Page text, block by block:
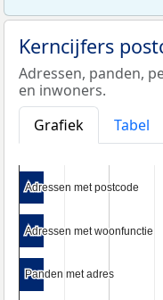
Kerncijfers
Adressen, panden,
en inwoners.
Grafiek
Tabel
Adressen met postcode
Adressen met postcode
Adressen met woonfunctie
Adressen met woonfunctie
Panden met adres
Panden met adres